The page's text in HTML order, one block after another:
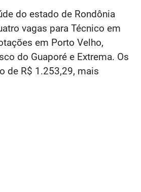
do estado de Rondônia
vagas para Técnico em
em Porto Velho,
do Guaporé e Extrema. Os
de R$ 1.253,29, mais